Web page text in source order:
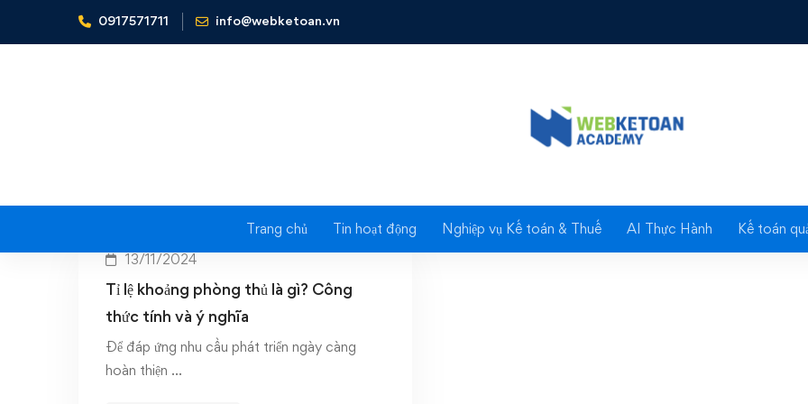
0917571711 info@webketoan.vn
Trang chủ Tin hoạt động Nghiệp vụ Kế toán & Thuế AI Thực Hành Kế toán
Home Defensive Interval Ratio
13/11/2024
Tỉ lệ khoảng phòng thủ là gì? Công
thức tính và ý nghĩa
Để đáp ứng nhu cầu phát triển ngày càng
hoàn thiện …